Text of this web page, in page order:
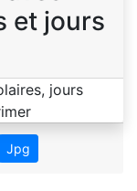
et jours
Jpg